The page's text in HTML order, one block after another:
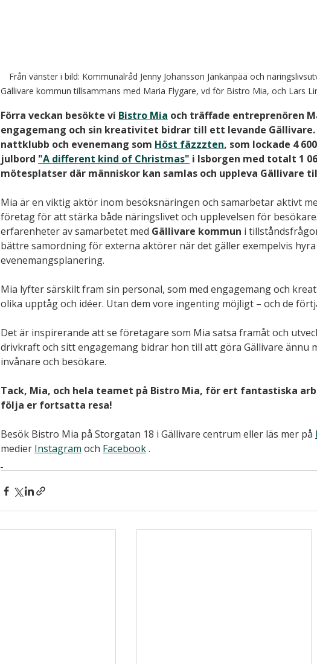
Från vänster i bild: Kommunalråd Jenny Johansson Jänkänpää och
Gällivare kommun tillsammans med Maria Flygare, vd för Bistro Mia, och Lars
Förra veckan besökte vi Bistro Mia och träffade entreprenören
engagemang och sin kreativitet bidrar till ett levande Gällivare.
nattklubb och evenemang som Höst fäzzzten, som lockade 4
julbord "A different kind of Christmas" i Isborgen med totalt 1
mötesplatser där människor kan samlas och uppleva Gällivare
Mia är en viktig aktör inom besöksnäringen och samarbetar aktivt
företag för att stärka både näringslivet och upplevelsen för
erfarenheter av samarbetet med Gällivare kommun i
bättre samordning för externa aktörer när det gäller exempelvis
evenemangsplanering.
Mia lyfter särskilt fram sin personal, som med engagemang och
olika upptåg och idéer. Utan dem vore ingenting möjligt – och de
Det är inspirerande att se företagare som Mia satsa framåt och
drivkraft och sitt engagemang bidrar hon till att göra Gällivare ännu
invånare och besökare.
Tack, Mia, och hela teamet på Bistro Mia, för ert fantastiska
följa er fortsatta resa!
Besök Bistro Mia på Storgatan 18 i Gällivare centrum eller läs mer på
medier Instagram och Facebook .